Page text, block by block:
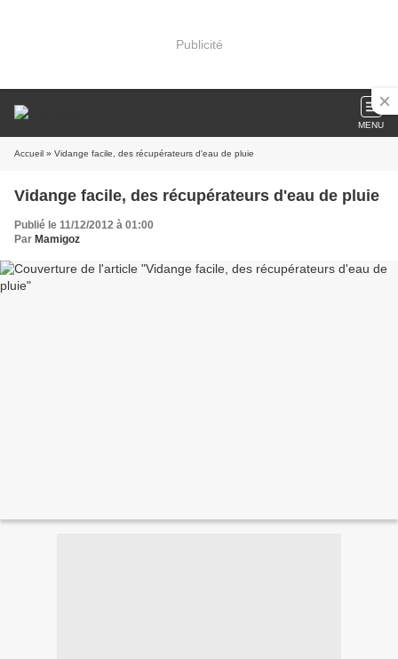
Publicité
MENU
Accueil » Vidange facile, des récupérateurs d'eau de pluie
Vidange facile, des récupérateurs d'eau de pluie
Publié le 11/12/2012 à 01:00
Par Mamigoz